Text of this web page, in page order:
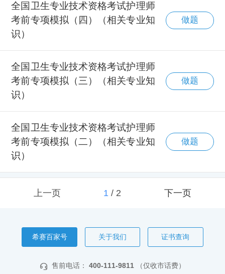
全国卫生专业技术资格考试护理师
考前专项模拟（四）（相关专业知
识）
做题
全国卫生专业技术资格考试护理师
考前专项模拟（三）（相关专业知
识）
做题
全国卫生专业技术资格考试护理师
考前专项模拟（二）（相关专业知
识）
做题
上一页 1/ 2 下一页
希赛百家号 关于我们 证书查询
售前电话： 400-111-9811 （仅收市话费）